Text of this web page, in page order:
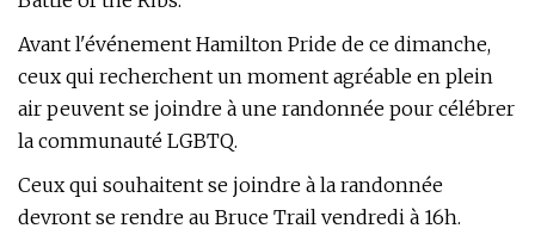
Avant l'événement Hamilton Pride de ce dimanche,
ceux qui recherchent un moment agréable en plein
air peuvent se joindre à une randonnée pour célébrer
la communauté LGBTQ.
Ceux qui souhaitent se joindre à la randonnée
devront se rendre au Bruce Trail vendredi à 16h.